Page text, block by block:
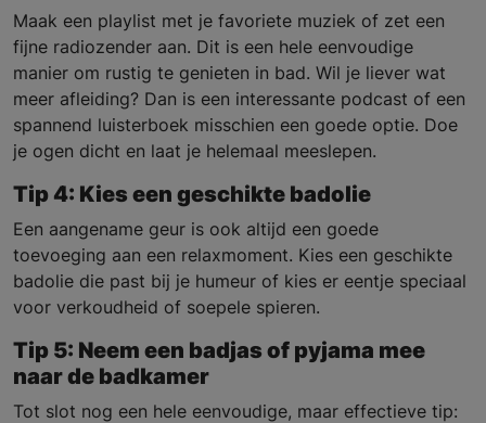
Maak een playlist met je favoriete muziek of zet een
fijne radiozender aan. Dit is een hele eenvoudige
manier om rustig te genieten in bad. Wil je liever wat
meer afleiding? Dan is een interessante podcast of een
spannend luisterboek misschien een goede optie. Doe
je ogen dicht en laat je helemaal meeslepen.
Tip 4: Kies een geschikte badolie
Een aangename geur is ook altijd een goede
toevoeging aan een relaxmoment. Kies een geschikte
badolie die past bij je humeur of kies er eentje speciaal
voor verkoudheid of soepele spieren.
Tip 5: Neem een badjas of pyjama mee
naar de badkamer
Tot slot nog een hele eenvoudige, maar effectieve tip: